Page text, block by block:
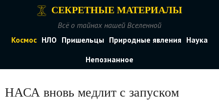
СЕКРЕТНЫЕ МАТЕРИАЛЫ
Всё о тайнах нашей Вселенной
Космос НЛО Пришельцы Природные явления Наука
Непознанное
НАСА вновь медлит с запуском